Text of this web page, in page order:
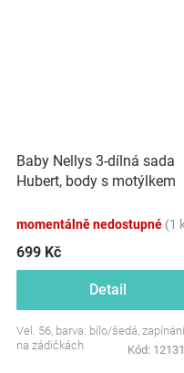
Baby Nellys 3-dílná sada
Hubert, body s motýlkem
šedý
momentálně nedostupné (1
699 Kč
Detail
Vel. 56, barva: bílo/šedá, zapínání
na zádičkách
Kód: